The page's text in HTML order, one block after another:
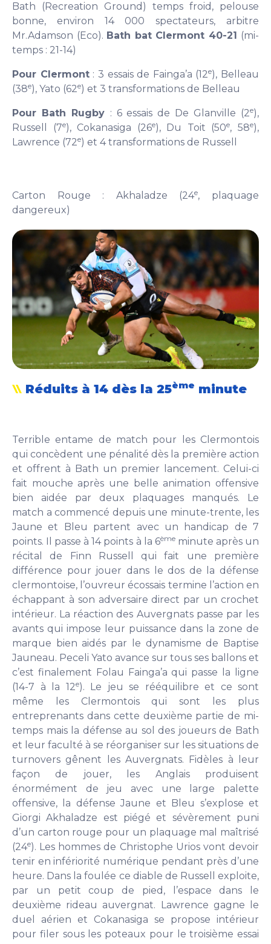
Bath (Recreation Ground) temps froid, pelouse
bonne, environ 14 000 spectateurs, arbitre
Mr.Adamson (Eco). Bath bat Clermont 40-21 (mi-
temps : 21-14)
Pour Clermont: 3 essais de Fainga’a (12e), Belleau
(38e), Yato (62e) et 3 transformations de Belleau
Pour Bath Rugby : 6 essais de De Glanville (2e),
Russell (7e), Cokanasiga (26e), Du Toit (50e, 58e),
Lawrence (72e) et 4 transformations de Russell
Carton Rouge : Akhaladze (24e, plaquage
dangereux)
Réduits à 14 dès la 25ème minute
Terrible entame de match pour les Clermontois
qui concèdent une pénalité dès la première action
et offrent à Bath un premier lancement. Celui-ci
fait mouche après une belle animation offensive
bien aidée par deux plaquages manqués. Le
match a commencé depuis une minute-trente, les
Jaune et Bleu partent avec un handicap de 7
points. Il passe à 14 points à la 6èmeminute après un
récital de Finn Russell qui fait une première
différence pour jouer dans le dos de la défense
clermontoise, l’ouvreur écossais termine l’action en
échappant à son adversaire direct par un crochet
intérieur. La réaction des Auvergnats passe par les
avants qui impose leur puissance dans la zone de
marque bien aidés par le dynamisme de Baptise
Jauneau. Peceli Yato avance sur tous ses ballons et
c’est finalement Folau Fainga’a qui passe la ligne
(14-7 à la 12e). Le jeu se rééquilibre et ce sont
même les Clermontois qui sont les plus
entreprenants dans cette deuxième partie de mi-
temps mais la défense au sol des joueurs de Bath
et leur faculté à se réorganiser sur les situations de
turnovers gênent les Auvergnats. Fidèles à leur
façon de jouer, les Anglais produisent
énormément de jeu avec une large palette
offensive, la défense Jaune et Bleu s’explose et
Giorgi Akhaladze est piégé et sévèrement puni
d’un carton rouge pour un plaquage mal maîtrisé
(24e). Les hommes de Christophe Urios vont devoir
tenir en infériorité numérique pendant près d’une
heure. Dans la foulée ce diable de Russell exploite,
par un petit coup de pied, l’espace dans le
deuxième rideau auvergnat. Lawrence gagne le
duel aérien et Cokanasiga se propose intérieur
pour filer sous les poteaux pour le troisième essai